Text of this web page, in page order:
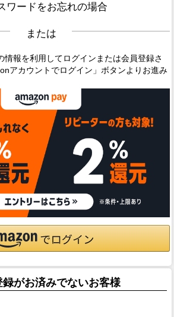
ワードをお忘れの場合
または
情報を利用してログインまたは会員登録さ
アカウントでログイン」ボタンよりお進み
録がお済みでないお客様